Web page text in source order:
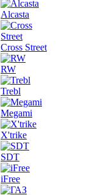
Alcasta
Cross Street
RW
Trebl
Megami
X'trike
SDT
iFree